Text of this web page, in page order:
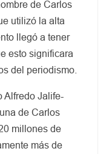
de Carlos
utilizó la alta
llegó a tener
esto significara
del periodismo.
Alfredo Jalife-
de Carlos
millones de
más de